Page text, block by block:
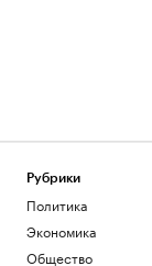
Рубрики
Политика
Экономика
Общество